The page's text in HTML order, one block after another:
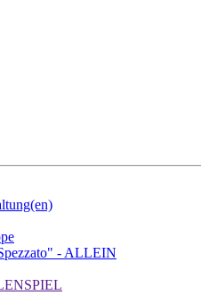
- ALLEIN